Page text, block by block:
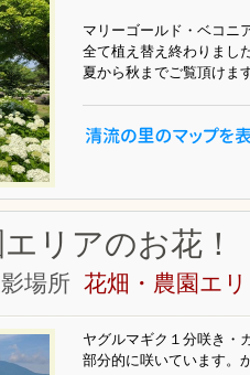
マリーゴールド・ベコニ
全て植え替え終わりまし
夏から秋までご覧頂けま
リアのお花！
場所 花畑・農園エ
ヤグルマギク１分咲き・
部分的に咲いています。